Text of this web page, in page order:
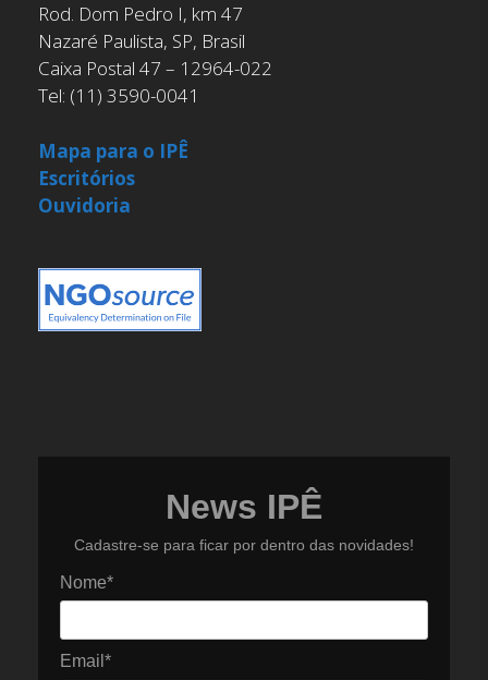
Rod. Dom Pedro I, km 47
Nazaré Paulista, SP, Brasil
Caixa Postal 47 – 12964-022
Tel: (11) 3590-0041
Mapa para o IPÊ
Escritórios
Ouvidoria
News IPÊ
Cadastre-se para ficar por dentro das novidades!
Nome*
Email*